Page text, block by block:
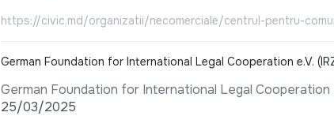
https://civic.md/organizatii/necomerciale/centrul-pentru-
German Foundation for International Legal Cooperation e.V.
German Foundation for International Legal Cooperation
25/03/2025